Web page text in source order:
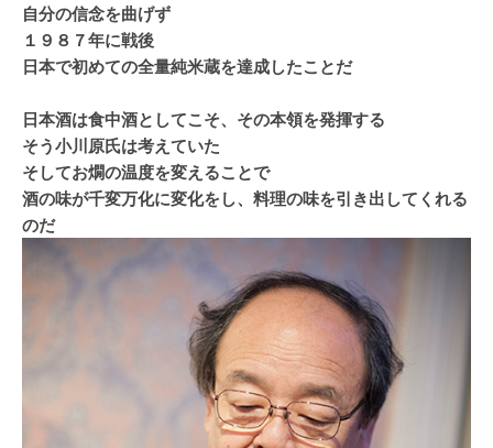
自分の信念を曲げず
１９８７年に戦後
日本で初めての全量純米蔵を達成したことだ
日本酒は食中酒としてこそ、その本領を発揮する
そう小川原氏は考えていた
そしてお燗の温度を変えることで
酒の味が千変万化に変化をし、料理の味を引き出してくれる
のだ